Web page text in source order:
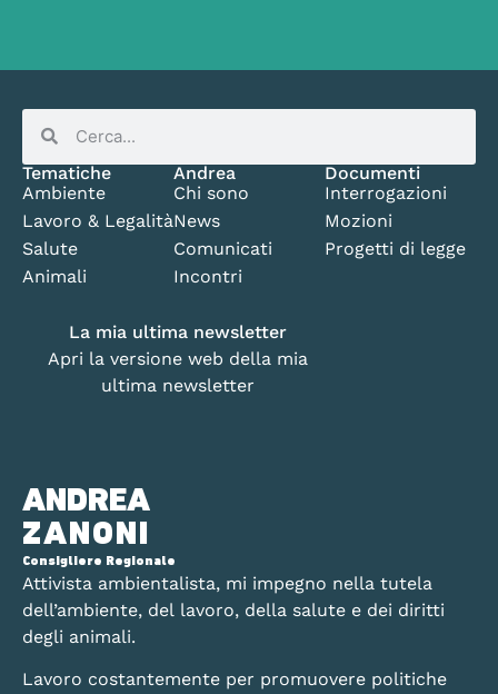
ANDREA
ZANONI
Consigliere Regionale
Attivista ambientalista, mi impegno nella tutela
dell’ambiente, del lavoro, della salute e dei diritti
degli animali.
Lavoro costantemente per promuovere politiche
Tematiche
Ambiente
Lavoro & Legalità
Salute
Animali
Andrea
Chi sono
News
Comunicati
Incontri
Documenti
Interrogazioni
Mozioni
Progetti di legge
La mia ultima newsletter
Apri la versione web della mia
ultima newsletter